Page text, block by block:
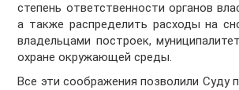
степень ответственности органов
а также распределить расходы на
владельцами построек,
охране окружающей среды.
Все эти соображения позволили Суду